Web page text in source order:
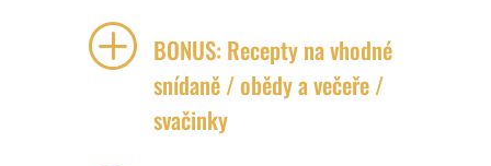
P BONUS: Recepty na vhodné
snídaně / obědy a večeře /
svačinky